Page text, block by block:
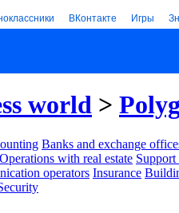
ВКонтакте Игры
world >
Banks and exchange
Operations with real estate Support
operators Insurance